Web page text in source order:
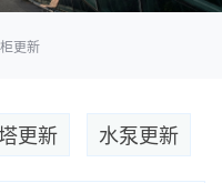
更新
更新 水泵更新